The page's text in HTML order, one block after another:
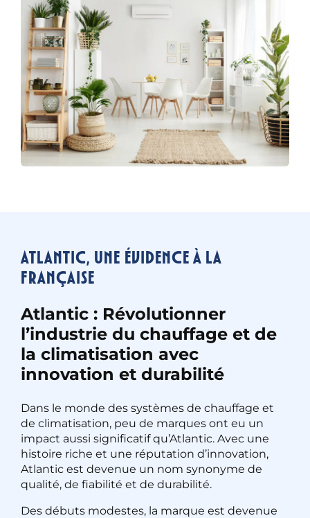
Atlantic, une évidence à la
française
Atlantic : Révolutionner
l’industrie du chauffage et de
la climatisation avec
innovation et durabilité
Dans le monde des systèmes de chauffage et
de climatisation, peu de marques ont eu un
impact aussi significatif qu’Atlantic. Avec une
histoire riche et une réputation d’innovation,
Atlantic est devenue un nom synonyme de
qualité, de fiabilité et de durabilité.
Des débuts modestes, la marque est devenue